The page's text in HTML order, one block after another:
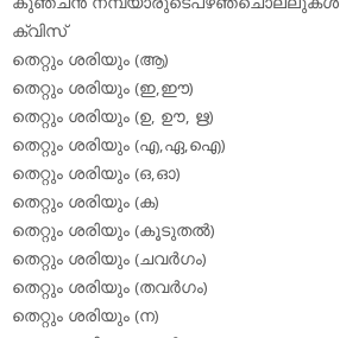
ക്വിസ്
തെറ്റും ശരിയും (ആ)
തെറ്റും ശരിയും (ഇ,ഈ)
തെറ്റും ശരിയും (ഉ, ഊ, ഋ)
തെറ്റും ശരിയും (എ,ഏ,ഐ)
തെറ്റും ശരിയും (ഒ,ഓ)
തെറ്റും ശരിയും (ക)
തെറ്റും ശരിയും (കൂടുതല്‍)
തെറ്റും ശരിയും (ചവര്‍ഗം)
തെറ്റും ശരിയും (തവര്‍ഗം)
തെറ്റും ശരിയും (ന)